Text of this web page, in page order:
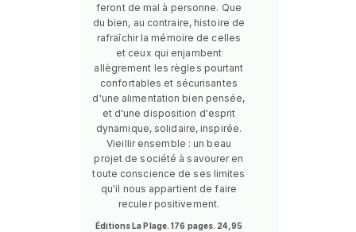
feront de mal à personne. Que
du bien, au contraire, histoire de
rafraîchir la mémoire de celles
et ceux qui enjambent
allègrement les règles pourtant
confortables et sécurisantes
d'une alimentation bien pensée,
et d'une disposition d'esprit
dynamique, solidaire, inspirée.
Vieillir ensemble : un beau
projet de société à savourer en
toute conscience de ses limites
qu'il nous appartient de faire
reculer positivement.
Éditions La Plage. 176 pages. 24,95